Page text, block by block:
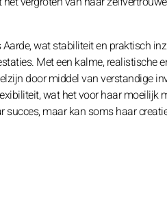
wat stabiliteit en praktisch
Met een kalme, realistische
door middel van verstandige
wat het voor haar
maar kan soms haar